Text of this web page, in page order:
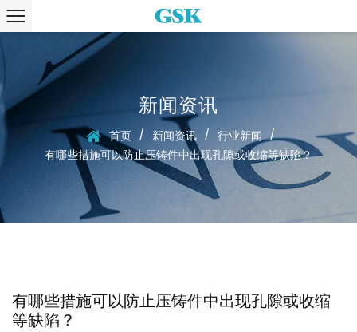
新闻资讯
首页 / 新闻资讯 / 行业新闻 /
有哪些措施可以防止压铸件中出现孔隙或收缩等缺陷？
有哪些措施可以防止压铸件中出现孔隙或收缩
等缺陷？